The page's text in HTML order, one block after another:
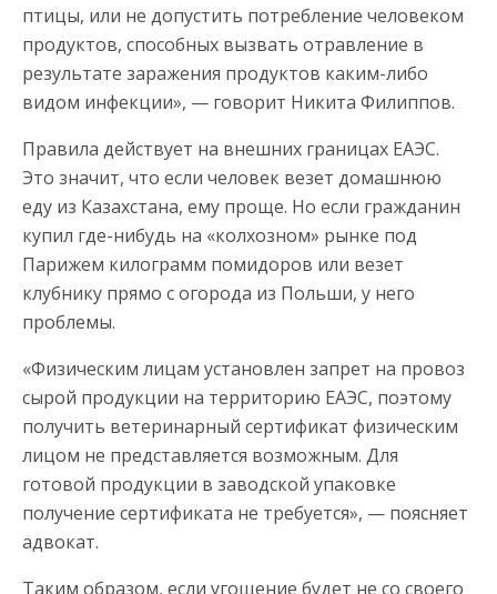
птицы, или не допустить потребление человеком
продуктов, способных вызвать отравление в
результате заражения продуктов каким-либо
видом инфекции», — говорит Никита Филиппов.
Правила действует на внешних границах ЕАЭС.
Это значит, что если человек везет домашнюю
еду из Казахстана, ему проще. Но если гражданин
купил где-нибудь на «колхозном» рынке под
Парижем килограмм помидоров или везет
клубнику прямо с огорода из Польши, у него
проблемы.
«Физическим лицам установлен запрет на провоз
сырой продукции на территорию ЕАЭС, поэтому
получить ветеринарный сертификат физическим
лицом не представляется возможным. Для
готовой продукции в заводской упаковке
получение сертификата не требуется», — поясняет
адвокат.
Таким образом, если угощение будет не со своего